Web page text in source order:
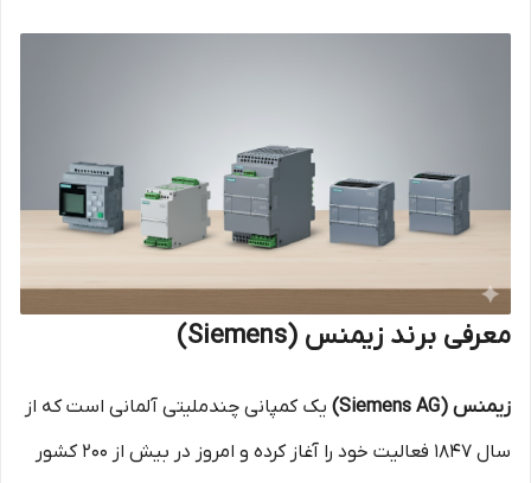
معرفی برند زیمنس (Siemens)
زیمنس (Siemens AG)
یک کمپانی چندملیتی آلمانی است که از
سال ۱۸۴۷ فعالیت خود را آغاز کرده و امروز در بیش از ۲۰۰ کشور